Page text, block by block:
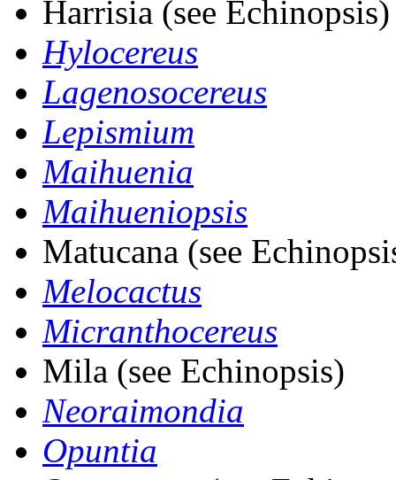
Harrisia (see Echinopsis)
Hylocereus
Lagenosocereus
Lepismium
Maihuenia
Maihueniopsis
Matucana (see
Melocactus
Micranthocereus
Mila (see Echinopsis)
Neoraimondia
Opuntia